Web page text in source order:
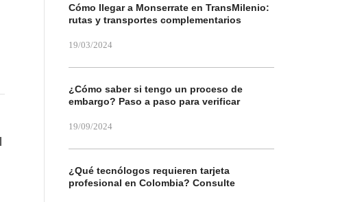
Cómo llegar a Monserrate en TransMilenio:
rutas y transportes complementarios
19/03/2024
¿Cómo saber si tengo un proceso de
embargo? Paso a paso para verificar
19/09/2024
¿Qué tecnólogos requieren tarjeta
profesional en Colombia? Consulte